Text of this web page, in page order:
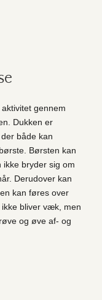
gennem
Dukken er
både kan
Børsten kan
ikke bryder sig om
Derudover kan
kan føres over
bliver væk, men
og øve af- og